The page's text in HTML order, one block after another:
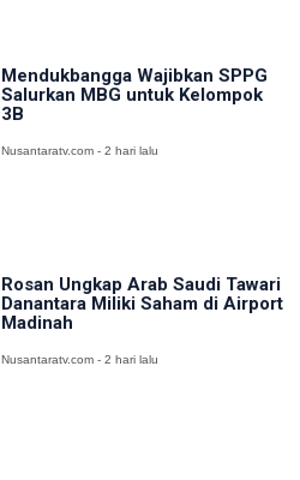
Mendukbangga Wajibkan SPPG
Salurkan MBG untuk Kelompok
3B
Nusantaratv.com - 2 hari lalu
Rosan Ungkap Arab Saudi Tawari
Danantara Miliki Saham di Airport
Madinah
Nusantaratv.com - 2 hari lalu